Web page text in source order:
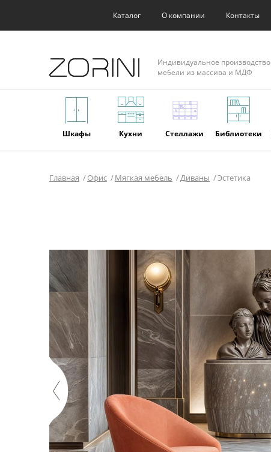
Каталог О компании Контакты
Индивидуальное производство
мебели из массива и МДФ
Шкафы Кухни Стеллажи Библиотеки
Главная Офис Мягкая мебель Диваны Эстетика